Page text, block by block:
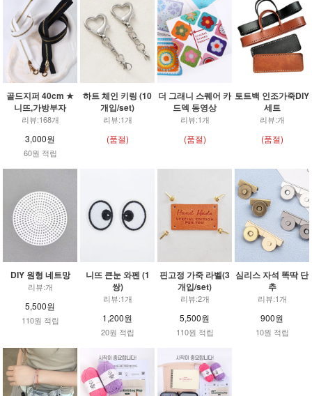
골드지퍼 40cm ★
니뜨,가방부자
리뷰:168개
3,000원
60원 적립
하트 체인 키링 (10
개입/set)
리뷰:1개
(품절)
더 그래니 스퀘어 카
드덱 동영상
리뷰:1개
(품절)
토트백 인조가죽DIY
세트
리뷰:개
(품절)
DIY 원형 네트망
리뷰:개
5,500원
110원 적립
니뜨 큰눈 와펜 (1
쌍)
리뷰:1개
1,200원
20원 적립
핀고정 가죽 라벨(3
개입/set)
리뷰:2개
5,500원
110원 적립
심리스 자석 똑딱 단
추
리뷰:1개
900원
10원 적립